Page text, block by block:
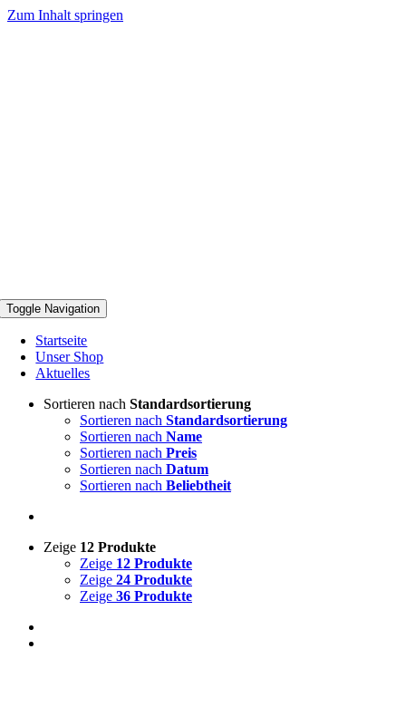
Zum Inhalt springen
Toggle Navigation
Startseite
Unser Shop
Aktuelles
Sortieren nach Standardsortierung
Sortieren nach Standardsortierung
Sortieren nach Name
Sortieren nach Preis
Sortieren nach Datum
Sortieren nach Beliebtheit
Zeige 12 Produkte
Zeige 12 Produkte
Zeige 24 Produkte
Zeige 36 Produkte